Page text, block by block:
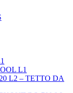
L1
L2 – TETTO DA